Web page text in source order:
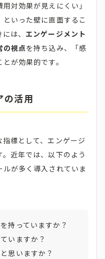
対効果が見えにくい」
といった壁に直面するこ
は、 エンゲージメント
の視点を持ち込み、「感
が効果的です。
の活用
標として、エンゲージ
近年では、以下のよう
が多く導入されていま
持っていますか？
いますか？
思いますか？